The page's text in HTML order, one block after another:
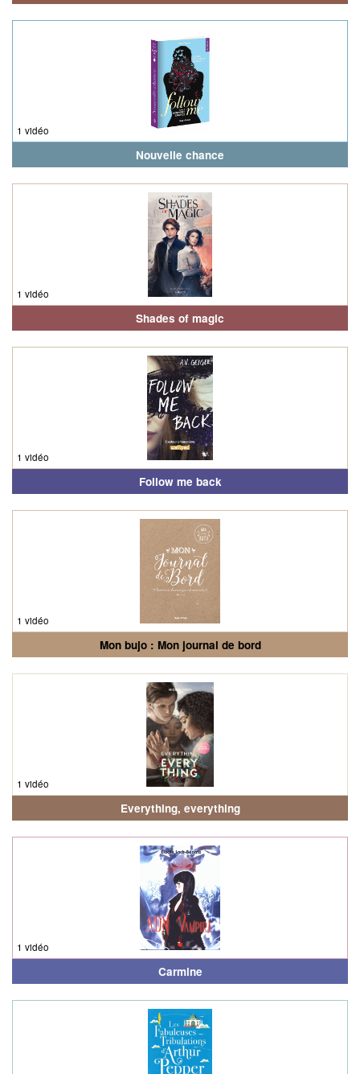
1 vidéo
Nouvelle chance
1 vidéo
Shades of magic
1 vidéo
Follow me back
1 vidéo
Mon bujo : Mon journal de bord
1 vidéo
Everything, everything
1 vidéo
Carmine